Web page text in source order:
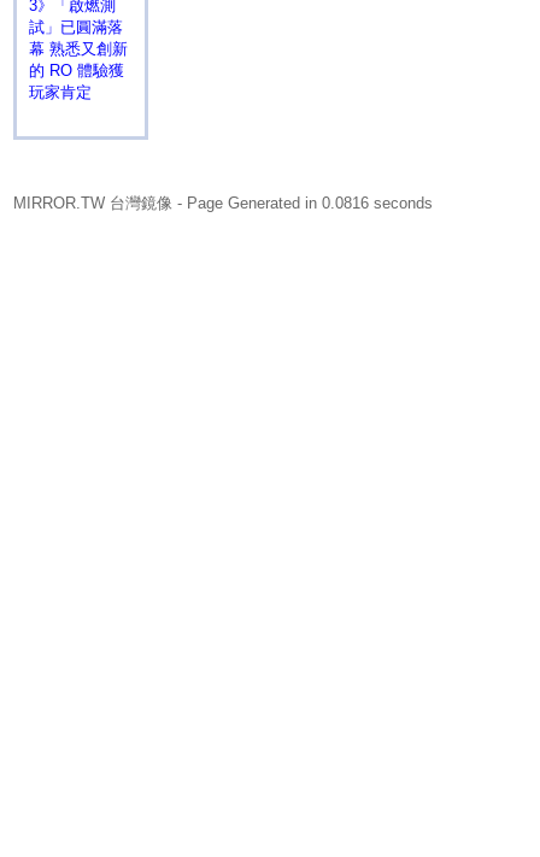
3》「啟燃測
試」已圓滿落
幕 熟悉又創新
的 RO 體驗獲
玩家肯定
MIRROR.TW 台灣鏡像 - Page Generated in 0.0816 seconds